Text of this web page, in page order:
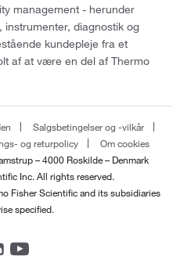
management - herunder
instrumenter, diagnostik og
kundepleje fra et
af at være en del af Thermo
Salgsbetingelser og -vilkår
og returpolicy
Om cookies
– 4000 Roskilde – Denmark
Inc. All rights reserved.
Fisher Scientific and its subsidiaries
specified.